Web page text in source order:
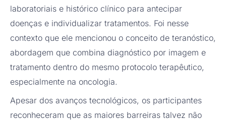
laboratoriais e histórico clínico para antecipar
doenças e individualizar tratamentos. Foi nesse
contexto que ele mencionou o conceito de teranóstico,
abordagem que combina diagnóstico por imagem e
tratamento dentro do mesmo protocolo terapêutico,
especialmente na oncologia.
Apesar dos avanços tecnológicos, os participantes
reconheceram que as maiores barreiras talvez não